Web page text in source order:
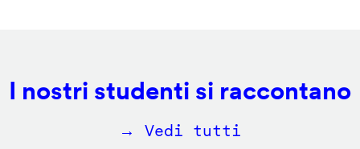
I nostri studenti si raccontano
→ Vedi tutti